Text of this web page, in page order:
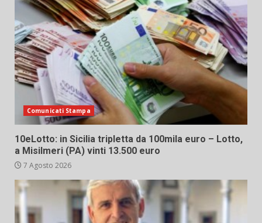
Comunicati Stampa
10eLotto: in Sicilia tripletta da 100mila euro – Lotto,
a Misilmeri (PA) vinti 13.500 euro
7 Agosto 2026